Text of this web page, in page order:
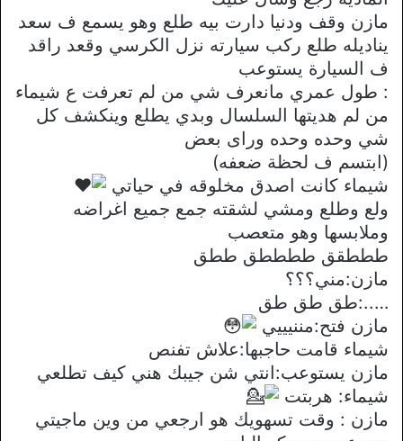
مازن وقف ودنيا دارت بيه طلع وهو يسمع ف سعد
يناديله طلع ركب سيارته نزل الكرسي وقعد راقد
ف السيارة يستوعب
: طول عمري مانعرف شي من لم تعرفت ع شيماء
من لم هديتها السلسال وبدي يطلع وينكشف كل
شي وحده وحده وراى بعض
(ابتسم ف لحظة ضعفه)
شيماء كانت اصدق مخلوقه في حياتي
ولع وطلع ومشي لشقته جمع جميع اغراضه
وملابسها وهو متعصب
طططقق ططططق ططق
مازن:مني؟؟؟
…..:طق طق طق
مازن فتح:مننيييي
شيماء قامت حاجبها:علاش تفنص
مازن يستوعب:انتي شن جيبك هني كيف تطلعي
شيماء: هربتت
مازن : وقت تسهويك هو ارجعي من وين ماجيتي